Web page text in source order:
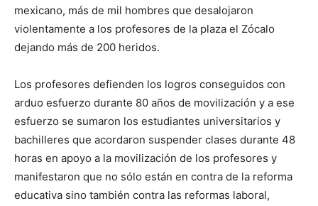
mexicano, más de mil hombres que desalojaron
violentamente a los profesores de la plaza el Zócalo
dejando más de 200 heridos.
Los profesores defienden los logros conseguidos con
arduo esfuerzo durante 80 años de movilización y a ese
esfuerzo se sumaron los estudiantes universitarios y
bachilleres que acordaron suspender clases durante 48
horas en apoyo a la movilización de los profesores y
manifestaron que no sólo están en contra de la reforma
educativa sino también contra las reformas laboral,